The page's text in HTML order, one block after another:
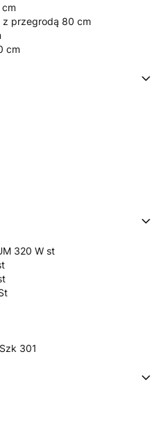
z przegrodą 80 cm
cm
320 W st
301